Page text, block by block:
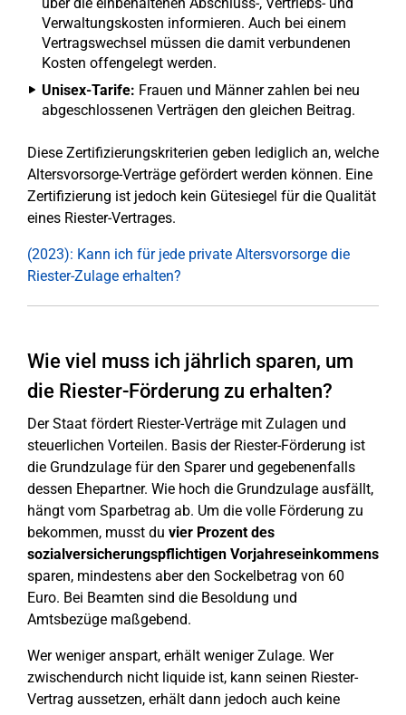
Verwaltungskosten informieren. Auch bei einem
Vertragswechsel müssen die damit verbundenen
Kosten offengelegt werden.
Unisex-Tarife: Frauen und Männer zahlen bei neu
abgeschlossenen Verträgen den gleichen Beitrag.
Diese Zertifizierungskriterien geben lediglich an, welche
Altersvorsorge-Verträge gefördert werden können. Eine
Zertifizierung ist jedoch kein Gütesiegel für die Qualität
eines Riester-Vertrages.
(2023): Kann ich für jede private Altersvorsorge die
Riester-Zulage erhalten?
Wie viel muss ich jährlich sparen, um
die Riester-Förderung zu erhalten?
Der Staat fördert Riester-Verträge mit Zulagen und
steuerlichen Vorteilen. Basis der Riester-Förderung ist
die Grundzulage für den Sparer und gegebenenfalls
dessen Ehepartner. Wie hoch die Grundzulage ausfällt,
hängt vom Sparbetrag ab. Um die volle Förderung zu
bekommen, musst du vier Prozent des
sozialversicherungspflichtigen Vorjahreseinkommens
sparen, mindestens aber den Sockelbetrag von 60
Euro. Bei Beamten sind die Besoldung und
Amtsbezüge maßgebend.
Wer weniger anspart, erhält weniger Zulage. Wer
zwischendurch nicht liquide ist, kann seinen Riester-
Vertrag aussetzen, erhält dann jedoch auch keine